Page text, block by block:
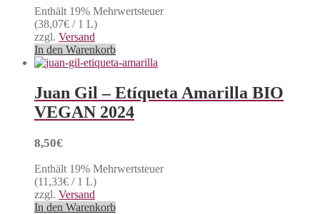
Enthält 19% Mehrwertsteuer
(38,07€ / 1 L)
zzgl. Versand
In den Warenkorb
Juan Gil – Etíqueta Amarilla BIO
VEGAN 2024
8,50€
Enthält 19% Mehrwertsteuer
(11,33€ / 1 L)
zzgl. Versand
In den Warenkorb